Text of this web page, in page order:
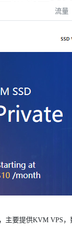
流量
主要提供KVM VPS，